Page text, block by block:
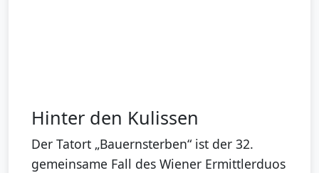
Hinter den Kulissen
Der Tatort „Bauernsterben“ ist der 32.
gemeinsame Fall des Wiener Ermittlerduos